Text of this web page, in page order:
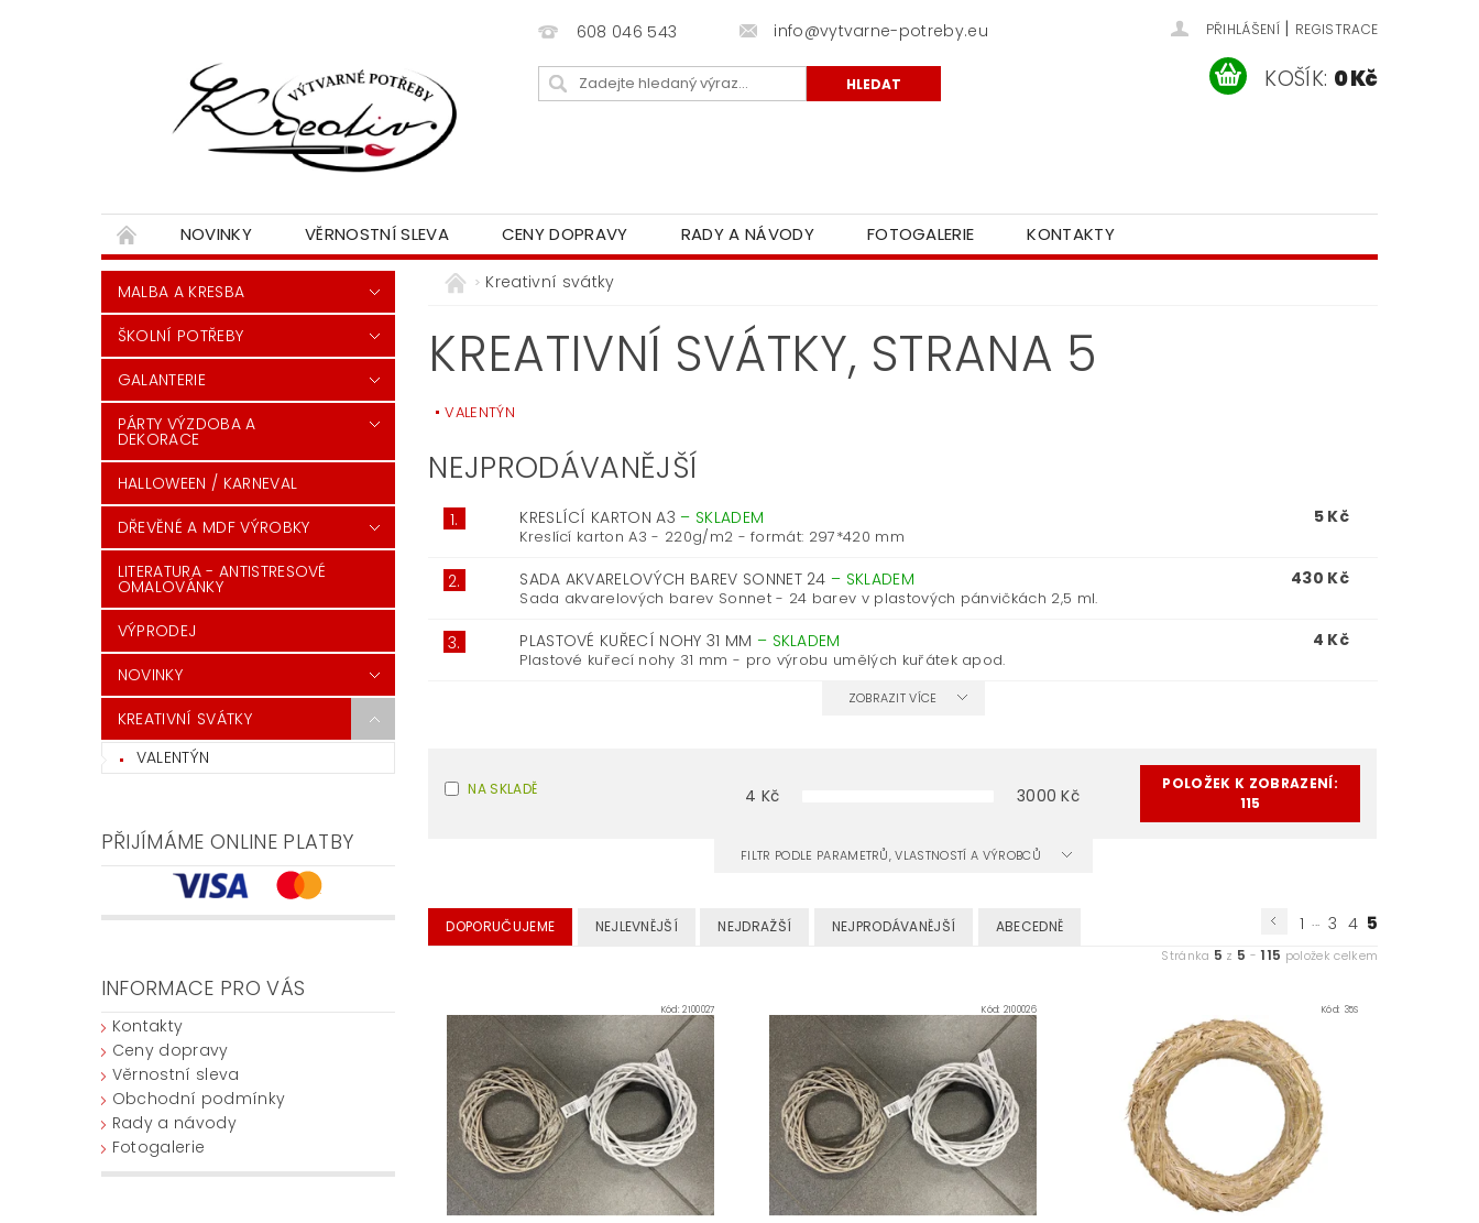
608 046 543 info@vytvarne-potreby.eu PŘIHLÁŠENÍ | REGISTRACE
KOŠÍK: 0 Kč
NOVINKY VĚRNOSTNÍ SLEVA CENY DOPRAVY RADY A NÁVODY FOTOGALERIE KONTAKTY
MALBA A KRESBA
ŠKOLNÍ POTŘEBY
GALANTERIE
PÁRTY VÝZDOBA A
DEKORACE
HALLOWEEN / KARNEVAL
DŘEVĚNÉ A MDF VÝROBKY
LITERATURA - ANTISTRESOVÉ
OMALOVÁNKY
VÝPRODEJ
NOVINKY
KREATIVNÍ SVÁTKY
VALENTÝN
PŘIJÍMÁME ONLINE PLATBY
INFORMACE PRO VÁS
Kontakty
Ceny dopravy
Věrnostní sleva
Obchodní podmínky
Rady a návody
Fotogalerie
Kreativní svátky
KREATIVNÍ SVÁTKY, STRANA 5
VALENTÝN
NEJPRODÁVANĚJŠÍ
1. KRESLÍCÍ KARTON A3 – SKLADEM
Kreslící karton A3 - 220g/m2 - formát: 297*420 mm
5 Kč
2. SADA AKVARELOVÝCH BAREV SONNET 24 – SKLADEM
Sada akvarelových barev Sonnet - 24 barev v plastových pánvičkách 2,5 ml.
430 Kč
3. PLASTOVÉ KUŘECÍ NOHY 31 MM – SKLADEM
Plastové kuřecí nohy 31 mm - pro výrobu umělých kuřátek apod.
4 Kč
ZOBRAZIT VÍCE
NA SKLADĚ 4 Kč 3000 Kč
POLOŽEK K ZOBRAZENÍ:
115
FILTR PODLE PARAMETRŮ, VLASTNOSTÍ A VÝROBCŮ
DOPORUČUJEME NEJLEVNĚJŠÍ NEJDRAŽŠÍ NEJPRODÁVANĚJŠÍ ABECEDNĚ 1 ... 3 4 5
Stránka 5 z 5 -115 položek celkem
Kód:2100027 Kód: 2100026 Kód: 35S